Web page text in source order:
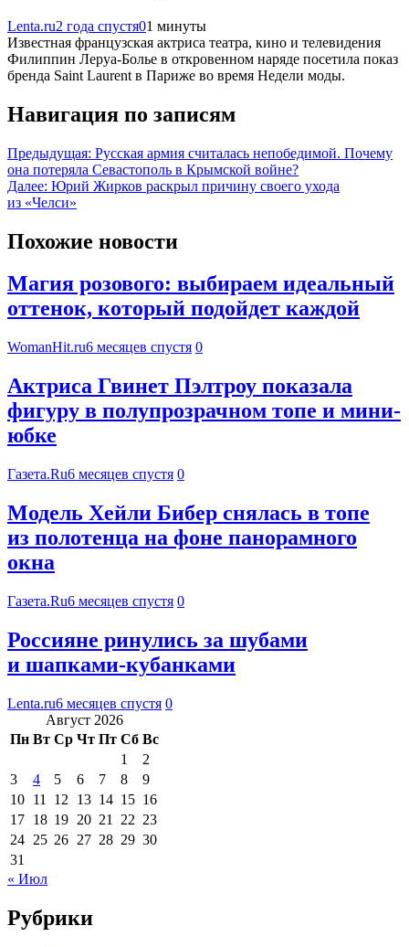
Lenta.ru2 года спустя01 минуты
Известная французская актриса театра, кино и телевидения
Филиппин Леруа-Болье в откровенном наряде посетила показ
бренда Saint Laurent в Париже во время Недели моды.
Навигация по записям
Предыдущая: Русская армия считалась непобедимой. Почему
она потеряла Севастополь в Крымской войне?
Далее: Юрий Жирков раскрыл причину своего ухода
из «Челси»
Похожие новости
Магия розового: выбираем идеальный
оттенок, который подойдет каждой
WomanHit.ru6 месяцев спустя 0
Актриса Гвинет Пэлтроу показала
фигуру в полупрозрачном топе и мини-
юбке
Газета.Ru6 месяцев спустя 0
Модель Хейли Бибер снялась в топе
из полотенца на фоне панорамного
окна
Газета.Ru6 месяцев спустя 0
Россияне ринулись за шубами
и шапками-кубанками
Lenta.ru6 месяцев спустя 0
Август 2026
Пн Вт Ср Чт Пт Сб Вс
1
2
3
4 5 6 7 8
9
10 11 12 13 14 15 16
17 18 19 20 21 22 23
24 25 26 27 28 29 30
31
« Июл
Рубрики